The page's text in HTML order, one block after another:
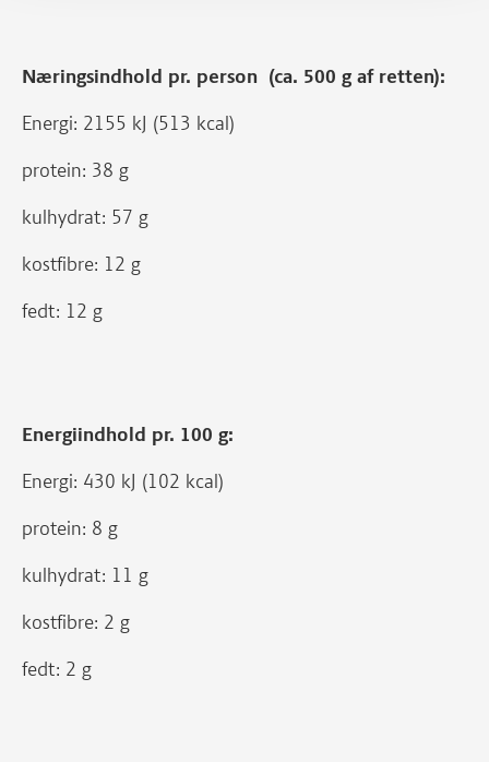
Næringsindhold pr. person (ca. 500 g af retten):
Energi: 2155 kJ (513 kcal)
protein: 38 g
kulhydrat: 57 g
kostfibre: 12 g
fedt: 12 g
Energiindhold pr. 100 g:
Energi: 430 kJ (102 kcal)
protein: 8 g
kulhydrat: 11 g
kostfibre: 2 g
fedt: 2 g